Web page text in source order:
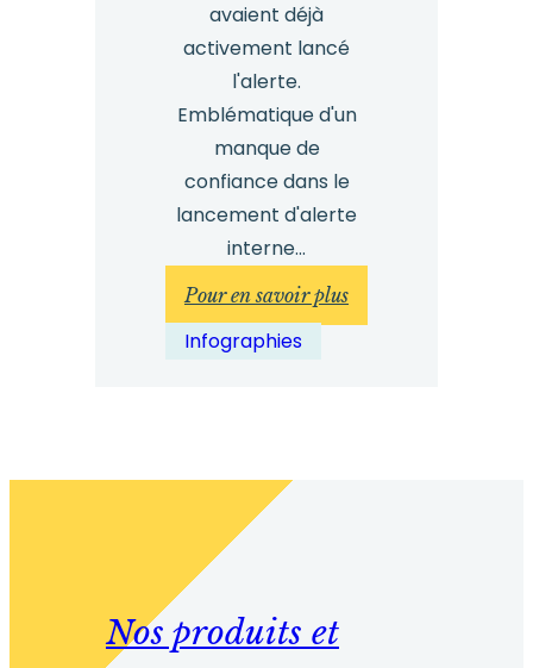
avaient déjà
activement lancé
l'alerte.
Emblématique d'un
manque de
confiance dans le
lancement d'alerte
interne...
Pour en savoir plus:
Infographie
Infographies
Nos produits et